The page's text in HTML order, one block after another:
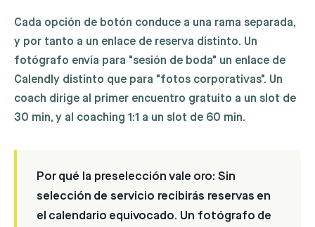
Cada opción de botón conduce a una rama separada,
y por tanto a un enlace de reserva distinto. Un
fotógrafo envía para "sesión de boda" un enlace de
Calendly distinto que para "fotos corporativas". Un
coach dirige al primer encuentro gratuito a un slot de
30 min, y al coaching 1:1 a un slot de 60 min.
Por qué la preselección vale oro: Sin
selección de servicio recibirás reservas en
el calendario equivocado. Un fotógrafo de